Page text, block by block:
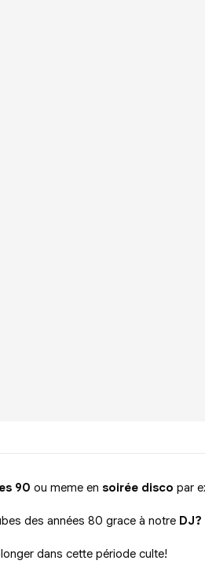
90 ou meme en soirée disco par
des années 80 grace à notre DJ?
dans cette période culte!